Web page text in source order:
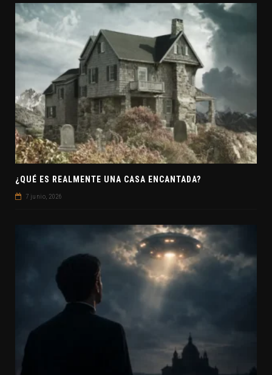
¿QUÉ ES REALMENTE UNA CASA ENCANTADA?
7 junio, 2026